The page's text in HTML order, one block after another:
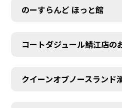
のーすらんど ほっと館
コートダジュール鯖江店の
クイーンオブノースランド